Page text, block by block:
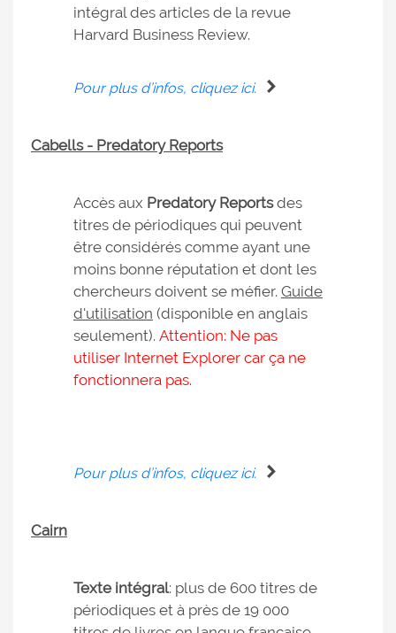
intégral des articles de la revue
Harvard Business Review.
Pour plus d’infos, cliquez ici.
Cabells - Predatory Reports
Accès aux Predatory Reportsdes
titres de périodiques qui peuvent
être considérés comme ayant une
moins bonne réputation et dont les
chercheurs doivent se méfier. Guide
d'utilisation (disponible en anglais
seulement). Attention: Ne pas
utiliser Internet Explorer car ça ne
fonctionnera pas.
Pour plus d’infos, cliquez ici.
Cairn
Texte intégral: plus de 600 titres de
périodiques et à près de 19 000